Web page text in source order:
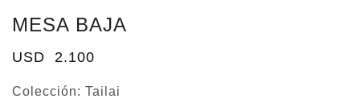
MESA BAJA
USD 2.100
Colección: Tailai